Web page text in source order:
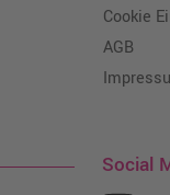
Cookie
AGB
Social